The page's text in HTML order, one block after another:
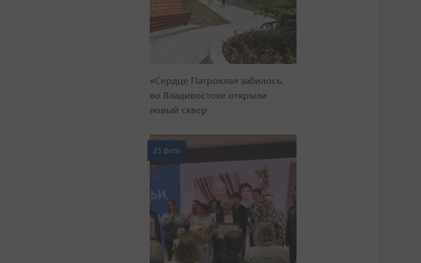
«Сердце Патрокла» забилось:
во Владивостоке открыли
новый сквер
23 фото